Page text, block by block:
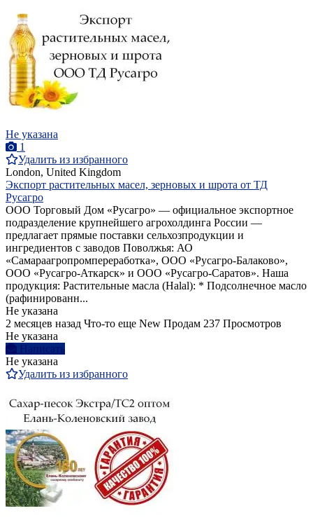
Не указана
1
Удалить из избранного
London, United Kingdom
Экспорт растительных масел, зерновых и шрота от ТД
Русагро
ООО Торговый Дом «Русагро» — официальное экспортное
подразделение крупнейшего агрохолдинга России —
предлагает прямые поставки сельхозпродукции и
ингредиентов с заводов Поволжья: АО
«Самараагропромпереработка», ООО «Русагро-Балаково»,
ООО «Русагро-Аткарск» и ООО «Русагро-Саратов». Наша
продукция: Растительные масла (Halal): * Подсолнечное масло
(рафинированн...
Не указана
2 месяцев назад Что-то еще New Продам 237 Просмотров
Не указана
Написать
Не указана
Удалить из избранного